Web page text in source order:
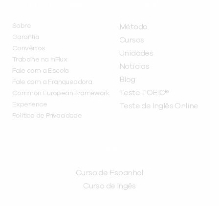
Sobre
Garantia
Convênios
Trabalhe na inFlux
Fale com a Escola
Fale com a Franqueadora
Common European Framework
Experience
Política de Privacidade
Método
Cursos
Unidades
Notícias
Blog
Teste TOEIC®
Teste de Inglês Online
Curso de Espanhol
Curso de Ingês